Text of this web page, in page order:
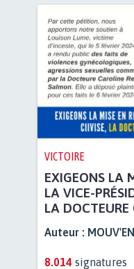
VICTOIRE
EXIGEONS LA
LA VICE-
LA DOCTEURE
Auteur :
8.014 signatures